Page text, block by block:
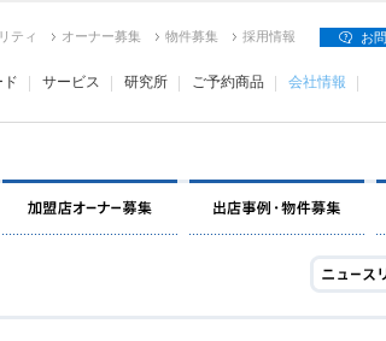
ティ オーナー募集 物件募集 採用情報 お
ド サービス 研究所 ご予約商品 会社情報